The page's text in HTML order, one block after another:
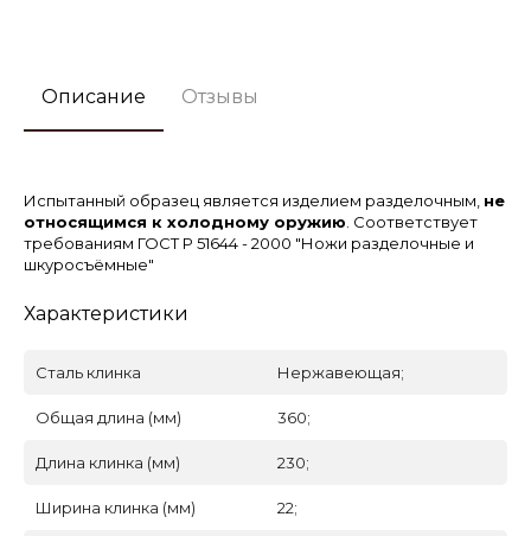
Описание Отзывы
Испытанный образец является изделием разделочным, не
относящимся к холодному оружию . Соответствует
требованиям ГОСТ Р 51644 - 2000 "Ножи разделочные и
шкуросъёмные"
Характеристики
Сталь клинка Нержавеющая;
Общая длина (мм) 360;
Длина клинка (мм) 230;
Ширина клинка (мм) 22;